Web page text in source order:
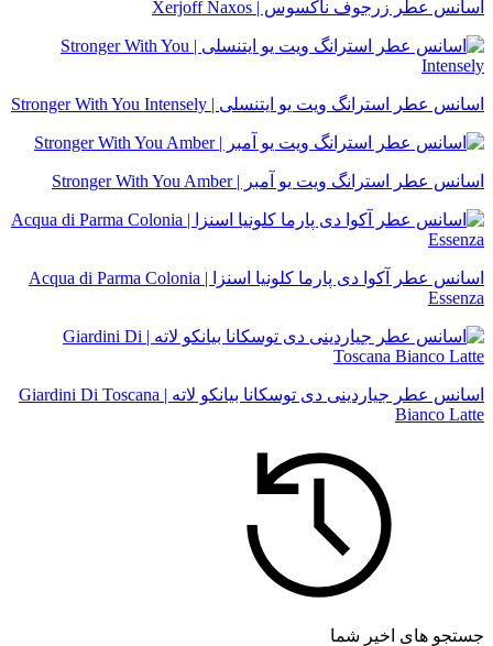
اسانس عطر زرجوف ناکسوس | Xerjoff Naxos
اسانس عطر استرانگ ویت یو ایتنسلی | Stronger With You Intensely
اسانس عطر استرانگ ویت یو آمبر | Stronger With You Amber
اسانس عطر آکوا دی پارما کلونیا اسنزا | Acqua di Parma Colonia
Essenza
اسانس عطر جیاردینی دی توسکانا بیانکو لاته | Giardini Di Toscana
Bianco Latte
جستجو های اخیر شما